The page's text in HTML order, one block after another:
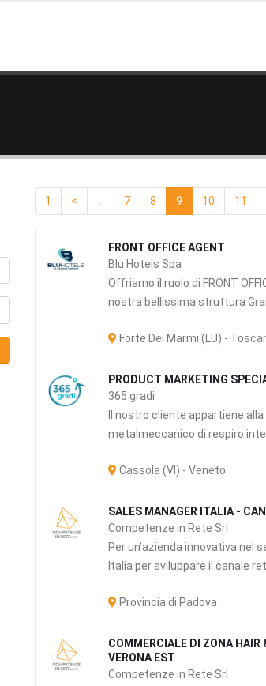
1 < 7 8 9 10 11
FRONT OFFICE AGENT
Blu Hotels Spa
Offriamo il ruolo di FRONT
nostra bellissima struttura
Forte Dei Marmi (LU) -
PRODUCT MARKETING
365 gradi
Il nostro cliente appartiene
metalmeccanico di respiro
Cassola (VI) - Veneto
SALES MANAGER ITALIA -
Competenze in Rete Srl
Per un’azienda innovativa
Italia per sviluppare il canale
Provincia di Padova
COMMERCIALE DI ZONA
VERONA EST
Competenze in Rete Srl